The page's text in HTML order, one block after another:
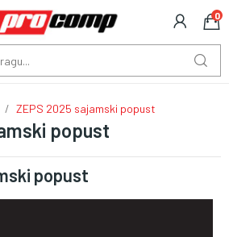
0
popust
ZEPS 2025 sajamski popust
popust